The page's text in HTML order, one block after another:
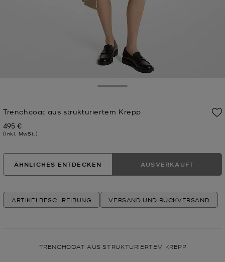
Trenchcoat aus strukturiertem Krepp
Jetzt
495 €
(Inkl. MwSt.)
ÄHNLICHES ENTDECKEN AUSVERKAUFT
ARTIKELBESCHREIBUNG VERSAND UND RÜCKVERSAND
TRENCHCOAT AUS STRUKTURIERTEM KREPP